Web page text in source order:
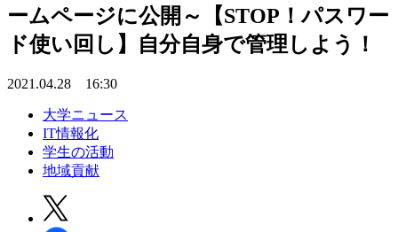
ームページに公開～【STOP！パスワー
ド使い回し】自分自身で管理しよう！
2021.04.28 16:30
大学ニュース
IT情報化
学生の活動
地域貢献